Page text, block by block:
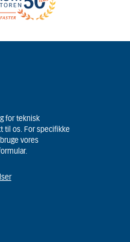
for teknisk
til os. For specifikke
vores